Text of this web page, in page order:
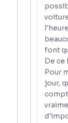
font
De ce
Pour
jour,